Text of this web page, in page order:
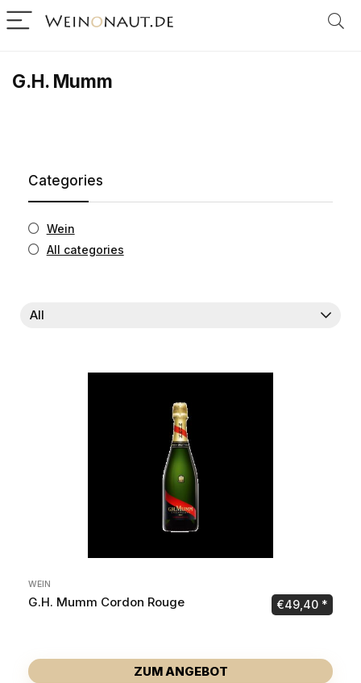
G.H. Mumm
Categories
Wein
All categories
All
WEIN
G.H. Mumm Cordon Rouge €49,40
ZUM ANGEBOT